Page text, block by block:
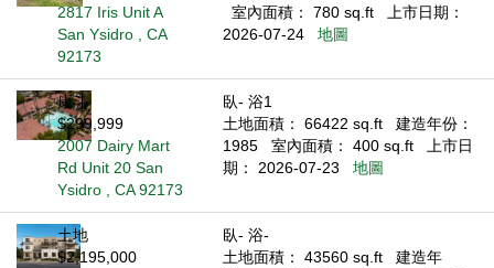
2817 Iris Unit A
San Ysidro , CA
92173
室內面積： 780 sq.ft
上市日期：
2026-07-24
地圖
康斗
$299,999
2007 Dairy Mart
Rd Unit 20 San
Ysidro , CA 92173
臥- 浴1
土地面積： 66422 sq.ft
建造年份：
1985
室內面積： 400 sq.ft
上市日
期： 2026-07-23
地圖
土地
$2,195,000
臥- 浴-
土地面積： 43560 sq.ft
建造年